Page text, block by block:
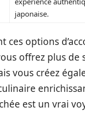
japonaise.
ces options
offrez plus de
vous créez
est un vrai